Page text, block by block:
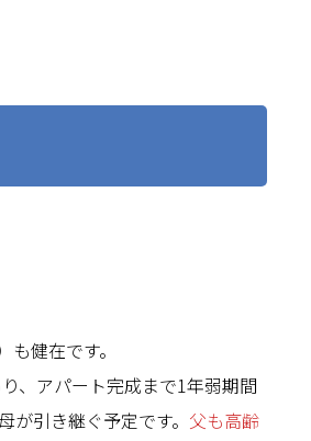
健在です。
、アパート完成まで1年弱期間
引き継ぐ予定です。 父も高齢